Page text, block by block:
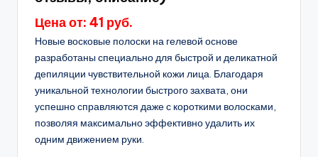
Цена от: 41 руб.
Новые восковые полоски на гелевой основе
разработаны специально для быстрой и деликатной
депиляции чувствительной кожи лица. Благодаря
уникальной технологии быстрого захвата, они
успешно справляются даже с короткими волосками,
позволяя максимально эффективно удалить их
одним движением руки.